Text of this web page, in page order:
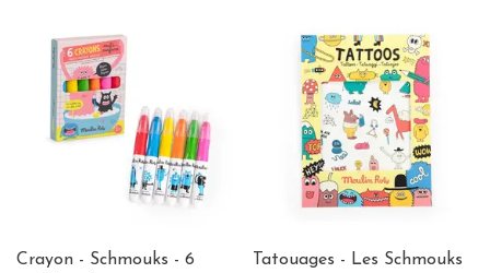
Crayon - Schmouks - 6
Tatouages - Les Schmouks